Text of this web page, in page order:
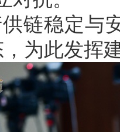
链稳定与
为此发挥